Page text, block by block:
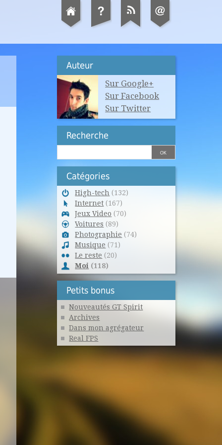
Auteur
Sur Google+
Sur Facebook
Sur Twitter
Recherche
Catégories
High-tech (132)
Internet (167)
Jeux Video (70)
Voitures (89)
Photographie (74)
Musique (71)
Le reste (20)
Moi (118)
Petits bonus
Nouveautés GT Spirit
Archives
Dans mon agrégateur
Real FPS